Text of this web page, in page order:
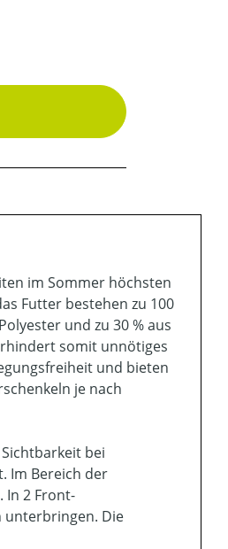
im Sommer höchsten
Futter bestehen zu 100
und zu 30 % aus
somit unnötiges
und bieten
je nach
bei
Im Bereich der
In 2 Front-
unterbringen. Die